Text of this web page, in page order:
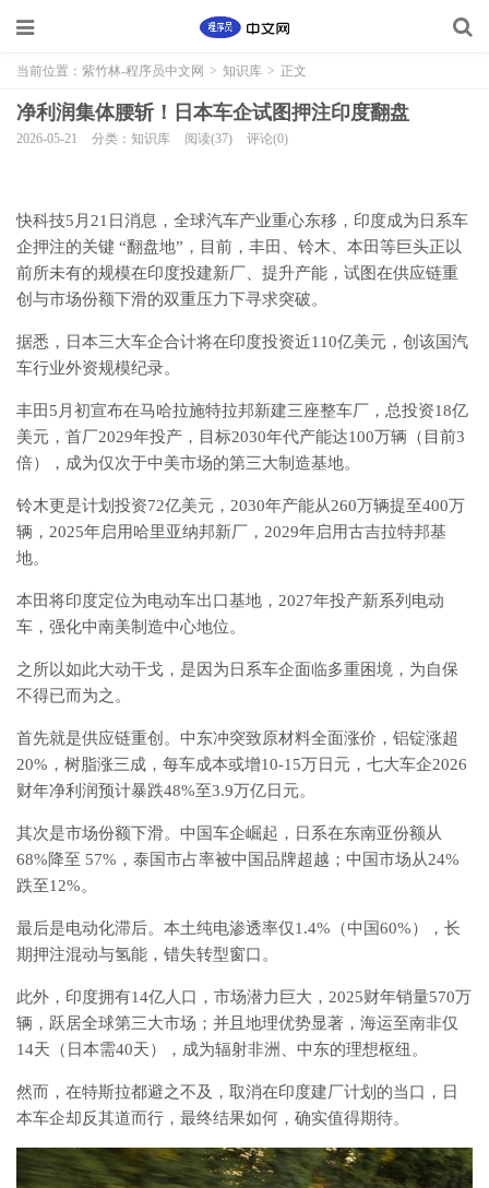
当前位置： 紫竹林-程序员中文网 > 知识库 > 正文
净利润集体腰斩！日本车企试图押注印度翻盘
2026-05-21 分类：知识库 阅读(37) 评论(0)
快科技5月21日消息，全球汽车产业重心东移，印度成为日系车
企押注的关键 “翻盘地”，目前，丰田、铃木、本田等巨头正以
前所未有的规模在印度投建新厂、提升产能，试图在供应链重
创与市场份额下滑的双重压力下寻求突破。
据悉，日本三大车企合计将在印度投资近110亿美元，创该国汽
车行业外资规模纪录。
丰田5月初宣布在马哈拉施特拉邦新建三座整车厂，总投资18亿
美元，首厂2029年投产，目标2030年代产能达100万辆（目前3
倍），成为仅次于中美市场的第三大制造基地。
铃木更是计划投资72亿美元，2030年产能从260万辆提至400万
辆，2025年启用哈里亚纳邦新厂，2029年启用古吉拉特邦基
地。
本田将印度定位为电动车出口基地，2027年投产新系列电动
车，强化中南美制造中心地位。
之所以如此大动干戈，是因为日系车企面临多重困境，为自保
不得已而为之。
首先就是供应链重创。 中东冲突致原材料全面涨价，铝锭涨超
20%，树脂涨三成，每车成本或增10-15万日元，七大车企2026
财年净利润预计暴跌48%至3.9万亿日元。
其次是市场份额下滑。中国车企崛起，日系在东南亚份额从
68%降至 57%，泰国市占率被中国品牌超越；中国市场从24%
跌至12%。
最后是电动化滞后。本土纯电渗透率仅1.4%（中国60%），长
期押注混动与氢能，错失转型窗口。
此外， 印度拥有14亿人口，市场潜力巨大，2025财年销量570万
辆，跃居全球第三大市场；并且地理优势显著，海运至南非仅
14天（日本需40天），成为辐射非洲、中东的理想枢纽 。
然而，在特斯拉都避之不及，取消在印度建厂计划的当口，日
本车企却反其道而行，最终结果如何，确实值得期待。